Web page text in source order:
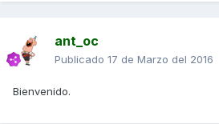
ant_oc
Publicado 17 de Marzo del 2016
Bienvenido.